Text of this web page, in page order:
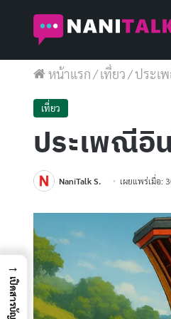
หน้าแรก/เที่ยว/ประเ
เที่ยว
ประเพณีอิ
NaniTalk S. เผยแพร่เมื่อ:
→
เปิดสารบัญ